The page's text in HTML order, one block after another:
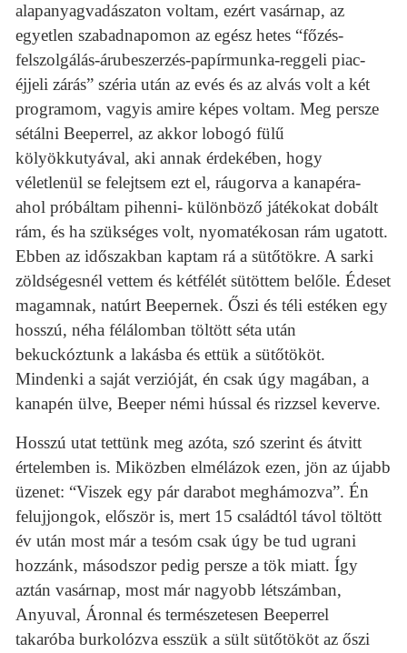
alapanyagvadászaton voltam, ezért vasárnap, az
egyetlen szabadnapomon az egész hetes “főzés-
felszolgálás-árubeszerzés-papírmunka-reggeli piac-
éjjeli zárás” széria után az evés és az alvás volt a két
programom, vagyis amire képes voltam. Meg persze
sétálni Beeperrel, az akkor lobogó fülű
kölyökkutyával, aki annak érdekében, hogy
véletlenül se felejtsem ezt el, ráugorva a kanapéra-
ahol próbáltam pihenni- különböző játékokat dobált
rám, és ha szükséges volt, nyomatékosan rám ugatott.
Ebben az időszakban kaptam rá a sütőtökre. A sarki
zöldségesnél vettem és kétfélét sütöttem belőle. Édeset
magamnak, natúrt Beepernek. Őszi és téli estéken egy
hosszú, néha félálomban töltött séta után
bekuckóztunk a lakásba és ettük a sütőtököt.
Mindenki a saját verzióját, én csak úgy magában, a
kanapén ülve, Beeper némi hússal és rizzsel keverve.
Hosszú utat tettünk meg azóta, szó szerint és átvitt
értelemben is. Miközben elmélázok ezen, jön az újabb
üzenet: “Viszek egy pár darabot meghámozva”. Én
felujjongok, először is, mert 15 családtól távol töltött
év után most már a tesóm csak úgy be tud ugrani
hozzánk, másodszor pedig persze a tök miatt. Így
aztán vasárnap, most már nagyobb létszámban,
Anyuval, Áronnal és természetesen Beeperrel
takaróba burkolózva esszük a sült sütőtököt az őszi